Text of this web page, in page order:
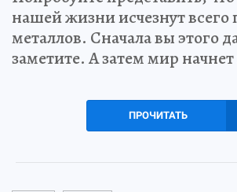
нашей жизни исчезнут всего
металлов. Сначала вы этого
заметите. А затем мир
ПРОЧИТАТЬ